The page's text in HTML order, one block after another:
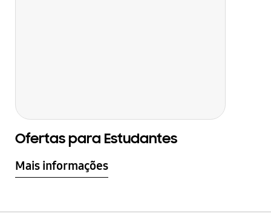
Ofertas para Estudantes
Mais informações